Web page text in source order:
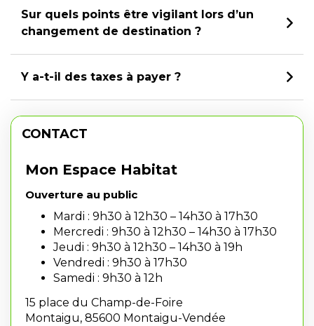
Sur quels points être vigilant lors d’un
changement de destination ?
Y a-t-il des taxes à payer ?
CONTACT
Mon Espace Habitat
Ouverture au public
Mardi : 9h30 à 12h30 – 14h30 à 17h30
Mercredi : 9h30 à 12h30 – 14h30 à 17h30
Jeudi : 9h30 à 12h30 – 14h30 à 19h
Vendredi : 9h30 à 17h30
Samedi : 9h30 à 12h
15 place du Champ-de-Foire
Montaigu, 85600 Montaigu-Vendée